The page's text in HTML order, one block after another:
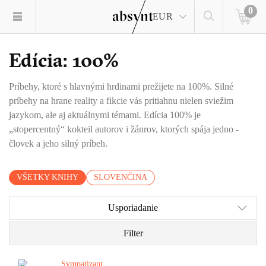
EUR
0
Edícia: 100%
Príbehy, ktoré s hlavnými hrdinami prežijete na 100%. Silné
príbehy na hrane reality a fikcie vás pritiahnu nielen sviežim
jazykom, ale aj aktuálnymi témami. Edícia 100% je
„stopercentný“ kokteil autorov i žánrov, ktorých spája jedno -
človek a jeho silný príbeh.
VŠETKY KNIHY SLOVENČINA
Usporiadanie
Filter